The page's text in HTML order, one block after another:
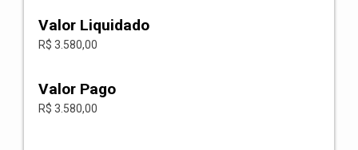
Valor Liquidado
R$ 3.580,00
Valor Pago
R$ 3.580,00